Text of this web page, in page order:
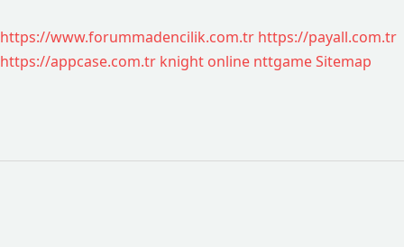
https://www.forummadencilik.com.tr https://payall.com.tr
https://appcase.com.tr knight online nttgameSitemap